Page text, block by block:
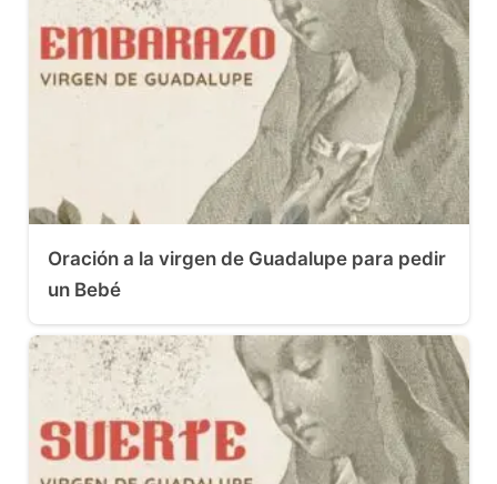
Oración a la virgen de Guadalupe para pedir
un Bebé